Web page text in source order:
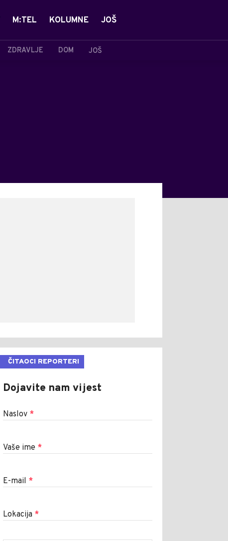
ZDRAVLJE DOM JOŠ
M:TEL KOLUMNE JOŠ
ČITAOCI REPORTERI
Dojavite nam vijest
Naslov *
Vaše ime *
E-mail *
Lokacija *